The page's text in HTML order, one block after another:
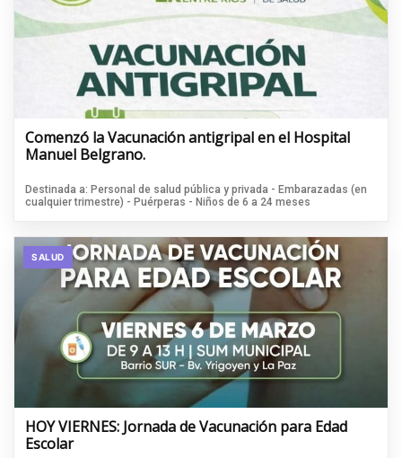
Comenzó la Vacunación antigripal en el Hospital
Manuel Belgrano.
Destinada a: Personal de salud pública y privada - Embarazadas (en
cualquier trimestre) - Puérperas - Niños de 6 a 24 meses
SALUD
HOY VIERNES: Jornada de Vacunación para Edad
Escolar